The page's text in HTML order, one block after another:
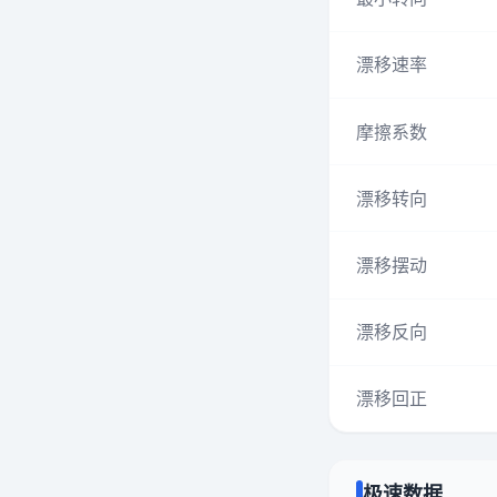
漂移速率
摩擦系数
漂移转向
漂移摆动
漂移反向
漂移回正